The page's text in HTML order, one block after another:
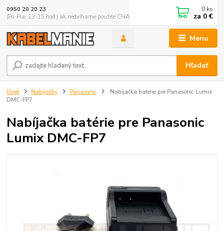
Menu
Hľadať
0950 20 20 23
(Po-Pia, 13-15 hod.) ak nedvíhame použite CHATBOX
0 ks
za 0 €
Úvod Nabíjačky Panasonic
Nabíjačka batérie pre Panasonic Lumix
DMC-FP7
Nabíjačka batérie pre Panasonic
Lumix DMC-FP7